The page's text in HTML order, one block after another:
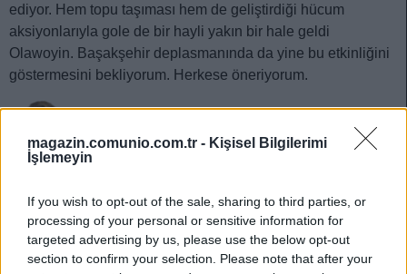
magazin.comunio.com.tr - Kişisel Bilgilerimi
İşlemeyin
If you wish to opt-out of the sale, sharing to third parties, or
processing of your personal or sensitive information for
targeted advertising by us, please use the below opt-out
section to confirm your selection. Please note that after your
ediyor. Hem topu taşıması hem de geliştirdiği hücum
aksiyonlarıyla gole de bir hayli yakın bir hale geldi
Olawoyin. Başakşehir deplasmanında da yine bu etkinliğini
göstermesini bekliyorum. Herkese öneriyorum.
Denis Dragus / vs
Son haftalarda Gaziantepspor’da işler hiç iyi gitmiyor. Takım
beklediğim toparlanmayı yakalayamadı ve serbest düşüşe
başladı. Şimdi de kendi evlerinde Kasımpaşa’ya karşı zor bir
maç onları bekliyor. Ben bu maçta Denis Dragus’un sahne